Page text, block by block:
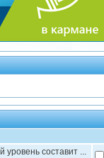
составит ...